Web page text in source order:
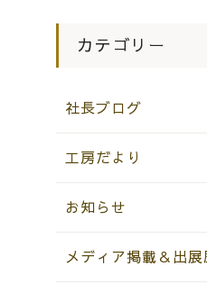
カテゴリー
社長ブログ
工房だより
お知らせ
メディア掲載＆出展